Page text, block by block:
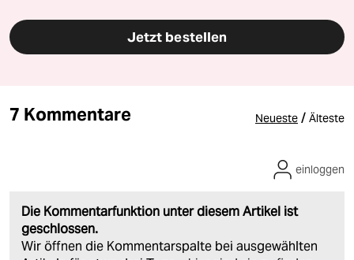
Jetzt bestellen
7 Kommentare Neueste / Älteste
Die Kommentarfunktion unter diesem Artikel ist
geschlossen.
Wir öffnen die Kommentarspalte bei ausgewählten
einloggen